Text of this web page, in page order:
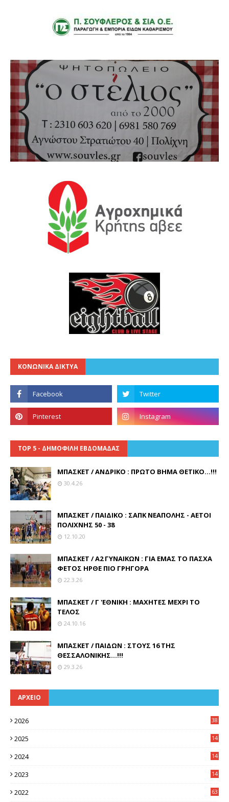
ΚΟΝΩΝΙΚΑ ΔΙΚΤΥΑ
TOP 5 - ΔΗΜΟΦΙΛΗ ΕΒΔΟΜΑΔΑΣ
ΜΠΑΣΚΕΤ / ΑΝΔΡΙΚΟ : ΠΡΩΤΟ ΒΗΜΑ ΘΕΤΙΚΟ...!!!
30.4.26
ΜΠΑΣΚΕΤ / ΠΑΙΔΙΚΟ : ΣΑΠΚ ΝΕΑΠΟΛΗΣ - ΑΕΤΟΙ
ΠΟΛΙΧΝΗΣ 50 - 38
12.10.20
ΜΠΑΣΚΕΤ / Α2 ΓΥΝΑΙΚΩΝ : ΓΙΑ ΕΜΑΣ ΤΟ ΠΑΣΧΑ
ΦΕΤΟΣ ΗΡΘΕ ΠΙΟ ΓΡΗΓΟΡΑ
22.3.26
ΜΠΑΣΚΕΤ / Γ 'ΕΘΝΙΚΗ : ΜΑΧΗΤΕΣ ΜΕΧΡΙ ΤΟ
ΤΕΛΟΣ
24.10.16
ΜΠΑΣΚΕΤ / ΠΑΙΔΩΝ : ΣΤΟΥΣ 16 ΤΗΣ
ΘΕΣΣΑΛΟΝΙΚΗΣ...!!!
29.3.26
ΑΡΧΕΙΟ
2026 38
2025
14
2024
14
2023
14
2022 63